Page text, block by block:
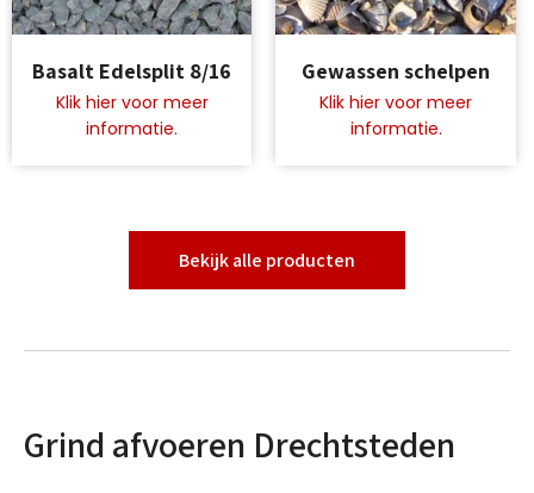
product
heeft
meerdere
Basalt Edelsplit 8/16
product
heeft
meerdere
kan
gekozen
Gewassen schelpen
Bekijk alle producten
Grind afvoeren Drechtsteden